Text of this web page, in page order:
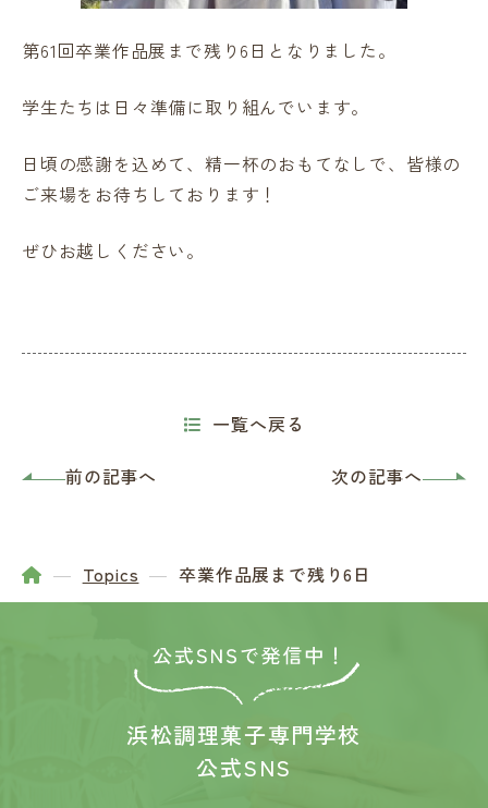
第61回卒業作品展まで残り6日となりました。
学生たちは日々準備に取り組んでいます。
日頃の感謝を込めて、精一杯のおもてなしで、皆様の
ご来場をお待ちしております！
ぜひお越しください。
前の記事へ
一覧へ戻る
次の記事へ
Topics 卒業作品展まで残り6日
浜松調理菓子専門学校
公式SNS